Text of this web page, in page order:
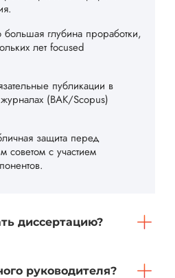
глубина проработки,
лет focused
публикации в
(ВАК/Scopus)
защита перед
советом с участием
диссертацию?
руководителя?